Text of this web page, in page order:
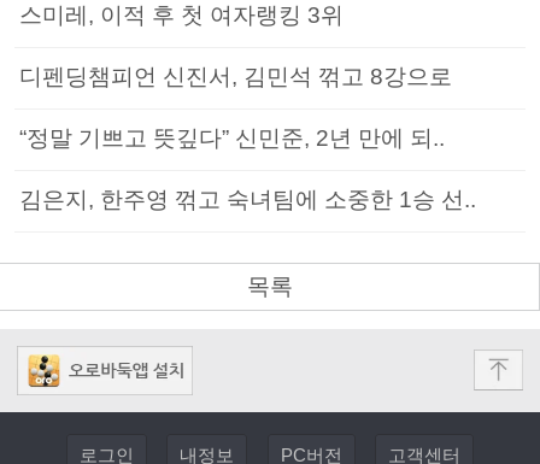
스미레, 이적 후 첫 여자랭킹 3위
디펜딩챔피언 신진서, 김민석 꺾고 8강으로
“정말 기쁘고 뜻깊다” 신민준, 2년 만에 되..
김은지, 한주영 꺾고 숙녀팀에 소중한 1승 선..
목록
로그인 내정보 PC버전 고객센터